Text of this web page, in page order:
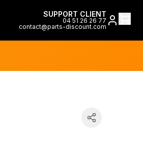
SUPPORT CLIENT
04 51 26 26 77
contact@parts-discount.com